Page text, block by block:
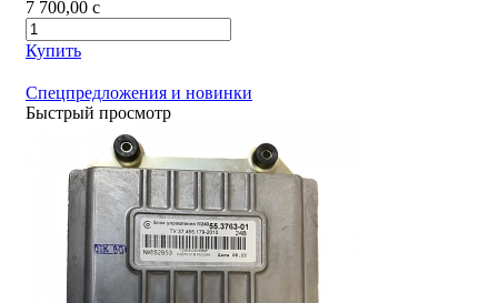
7 700,00 c
Купить
Спецпредложения и новинки
Быстрый просмотр